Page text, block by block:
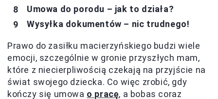
Umowa do porodu – jak to działa?
Wysyłka dokumentów – nic trudnego!
Prawo do zasiłku macierzyńskiego budzi wiele
emocji, szczególnie w gronie przyszłych mam,
które z niecierpliwością czekają na przyjście na
świat swojego dziecka. Co więc zrobić, gdy
kończy się umowa o pracę, a bobas coraz